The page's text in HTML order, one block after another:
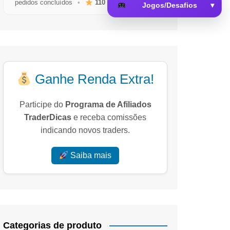
Memória
pedidos concluídos • 110avaliações reais
Ganhe Renda Extra!
Participe do Programa de Afiliados
TraderDicas e receba comissões
indicando novos traders.
Saiba mais
Categorias de produto
Jogos/Desafios ▾